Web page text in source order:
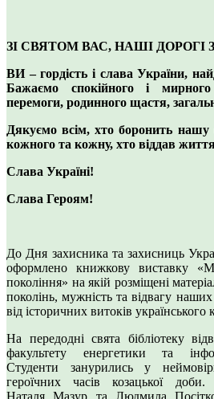
ЗІ СВЯТОМ ВАС, НАШІ ДОРОГІ
ВИ – гордість і слава України,
Бажаємо спокійного і
перемоги, родинного щастя,
Дякуємо всім, хто боронить нашу
кожного та кожну, хто віддав
Слава Україні!
Слава Героям!
До Дня захисника та захисниць
оформлено книжкову виставку
покоління» на якій розміщені
поколінь, мужність та відвагу
від історичних витоків українського
На передодні свята бібліотеку
факультету енергетики та
Студенти занурились у
героїчних часів козацької доби.